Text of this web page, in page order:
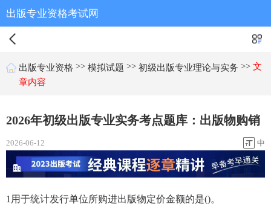
出版专业资格考试网
出版专业资格 >> 模拟试题 >> 初级出版专业理论与实务 >> 文
章内容
2026年初级出版专业实务考点题库：出版物购销
2026-06-12 中
1用于统计发行单位所购进出版物定价金额的是()。